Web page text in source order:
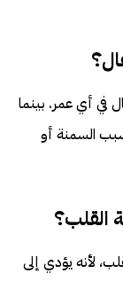
في أي عمر. بينما
السمنة أو
القلب؟
لأنه يؤدي إلى